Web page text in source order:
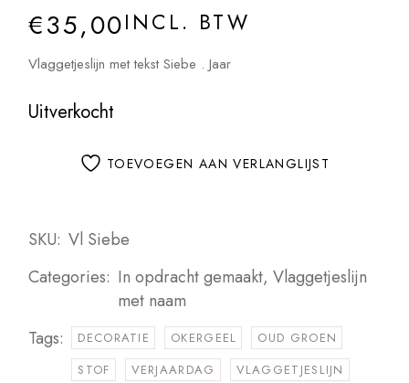
€35,00INCL. BTW
Vlaggetjeslijn met tekst Siebe . Jaar
Uitverkocht
TOEVOEGEN AAN VERLANGLIJST
SKU: Vl Siebe
Categories: In opdracht gemaakt,Vlaggetjeslijn
met naam
Tags:
DECORATIE OKERGEEL
OUD GROEN
STOF
VERJAARDAG
VLAGGETJESLIJN